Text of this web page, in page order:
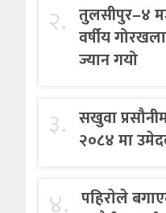
२. तुलसीपुर–४
वर्षीय
ज्यान गयो
३. सखुवा
२०८४ मा
४. पहिराेले